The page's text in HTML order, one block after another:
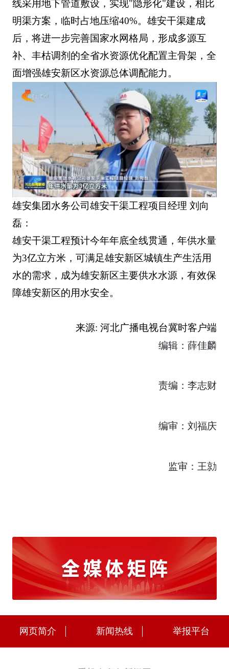
线采用地下管道敷设，实现"隐形化"建设，相比
明渠方案，临时占地压缩40%。雄安干渠建成
后，将进一步完善国家水网格局，形成多源互
补、丰枯调剂的全省水资源优化配置主骨架，全
面增强雄安新区水资源总体调配能力。
雄安集团水务公司雄安干渠工程项目经理 刘向
磊：
雄安干渠工程预计今年年底全线贯通，年供水量
为3亿立方米，可满足雄安新区城镇生产生活用
水的需求，成为雄安新区主要供水水源，有效保
障雄安新区的用水安全。
来源: 河北广播电视台冀时客户端
编辑：薛佳麟
责编：李志财
编审：刘福庆
监审：王勍
网页简介 新闻热线 举报平台